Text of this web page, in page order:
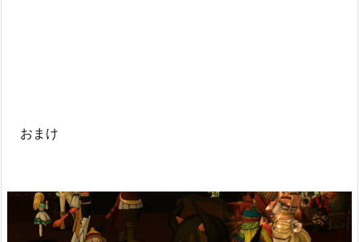
おまけ